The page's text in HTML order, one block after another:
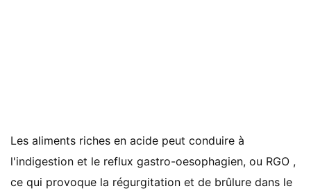
Les aliments riches en acide peut conduire à
l'indigestion et le reflux gastro-oesophagien, ou RGO ,
ce qui provoque la régurgitation et de brûlure dans le